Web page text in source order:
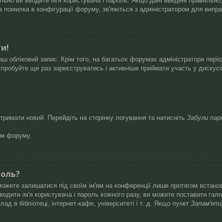
в конфігурації форуму, зв'яжіться з адміністратором для
запис. Крім того, на багатьох форумах адміністратори
ще раз зареєструватись і активніше приймати участь у
новий. Перейдіть на сторінку логування та натисніть Забули
форуму.
залишатися під своїм ім'ям на конференції лише протягом
ім'я користувача і пароль кожного разу, ви можете поставити
в бібліотеці, інтернет-кафе, університеті і т. д. Якщо пункт